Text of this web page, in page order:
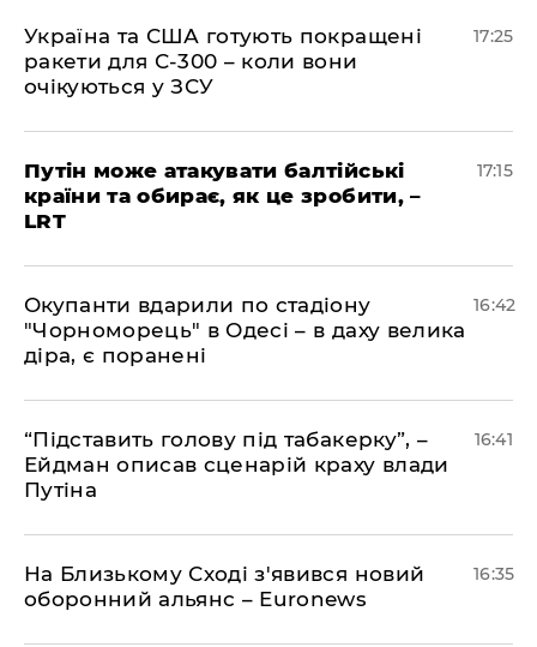
​Україна та США готують покращені
ракети для С-300 – коли вони
очікуються у ЗСУ
17:25
​Путін може атакувати балтійські
країни та обирає, як це зробити, –
LRT
17:15
​Окупанти вдарили по стадіону
"Чорноморець" в Одесі – в даху велика
діра, є поранені
16:42
​“Підставить голову під табакерку”, –
Ейдман описав сценарій краху влади
Путіна
16:41
На Близькому Сході з'явився новий
оборонний альянс – Euronews
16:35